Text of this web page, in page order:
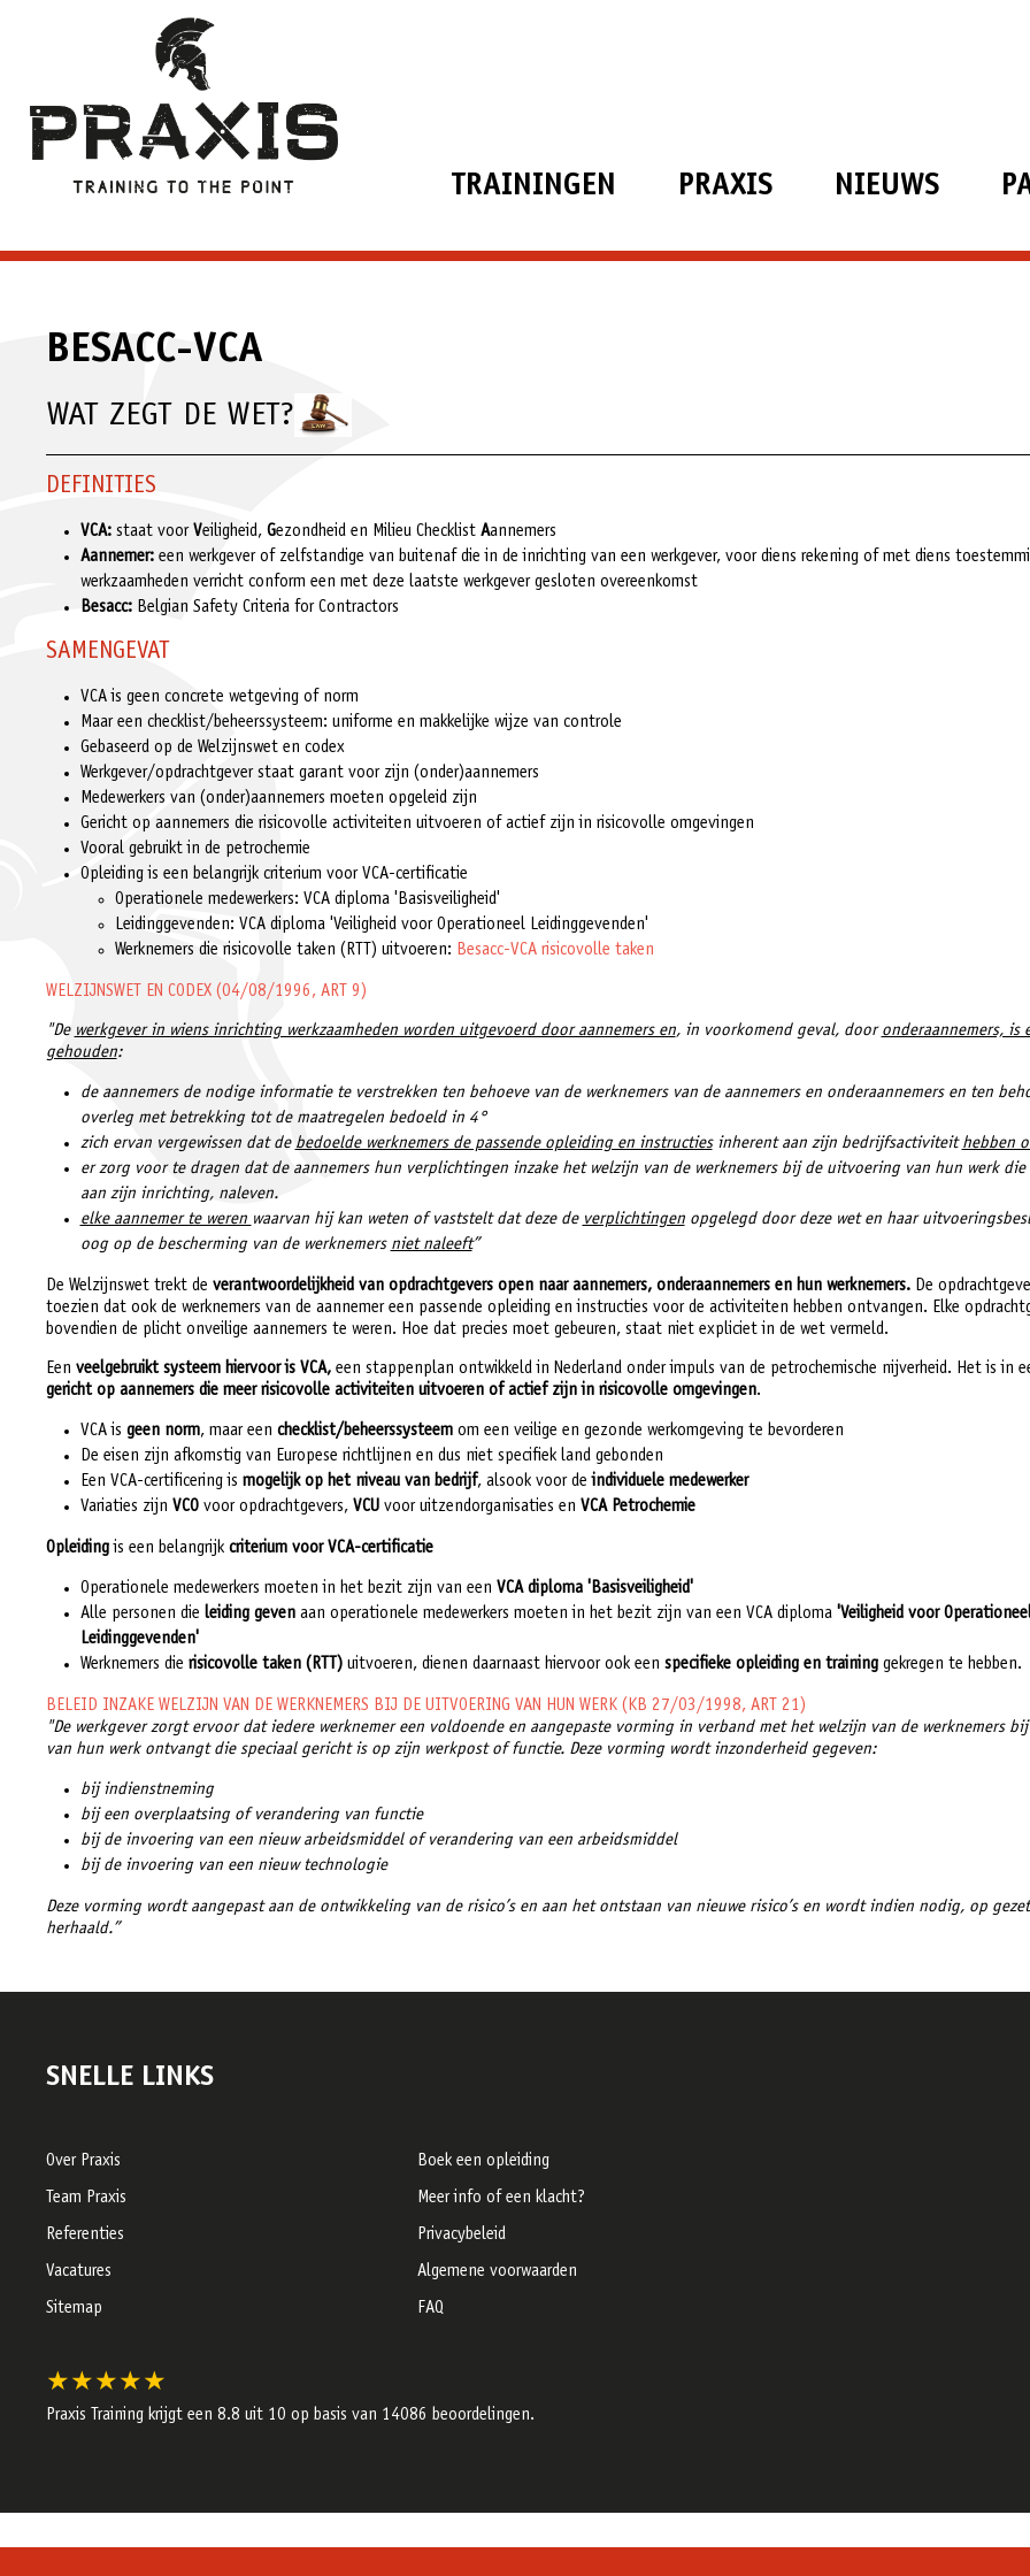
TRAININGEN PRAXIS NIEUWS
BESACC-VCA
WAT ZEGT DE WET?
DEFINITIES
VCA:staat voor Veiligheid, Gezondheid en Milieu Checklist Aannemers
Aannemer:een werkgever of zelfstandige van buitenaf die in de inrichting van een werkgever, voor diens rekening of met diens
werkzaamheden verricht conform een met deze laatste werkgever gesloten overeenkomst
Besacc:Belgian Safety Criteria for Contractors
SAMENGEVAT
VCA is geen concrete wetgeving of norm
Maar een checklist/beheerssysteem: uniforme en makkelijke wijze van controle
Gebaseerd op de Welzijnswet en codex
Werkgever/opdrachtgever staat garant voor zijn (onder)aannemers
Medewerkers van (onder)aannemers moeten opgeleid zijn
Gericht op aannemers die risicovolle activiteiten uitvoeren of actief zijn in risicovolle omgevingen
Vooral gebruikt in de petrochemie
Opleiding is een belangrijk criterium voor VCA-certificatie
Operationele medewerkers: VCA diploma 'Basisveiligheid'
Leidinggevenden: VCA diploma 'Veiligheid voor Operationeel Leidinggevenden'
Werknemers die risicovolle taken (RTT) uitvoeren: Besacc-VCA risicovolle taken
WELZIJNSWET EN CODEX (04/08/1996, ART 9)
"De werkgever in wiens inrichting werkzaamheden worden uitgevoerd door aannemers en, in voorkomend geval, door onderaannemers, is
gehouden:
de aannemers de nodige informatie te verstrekken ten behoeve van de werknemers van de aannemers en onderaannemers en ten
overleg met betrekking tot de maatregelen bedoeld in 4°
zich ervan vergewissen dat de bedoelde werknemers de passende opleiding en instructiesinherent aan zijn bedrijfsactiviteit hebben
er zorg voor te dragen dat de aannemers hun verplichtingen inzake het welzijn van de werknemers bij de uitvoering van hun werk
aan zijn inrichting, naleven.
elke aannemer te weren waarvan hij kan weten of vaststelt dat deze de verplichtingenopgelegd door deze wet en haar
oog op de bescherming van de werknemers niet naleeft”
De Welzijnswet trekt de verantwoordelijkheid van opdrachtgevers open naar aannemers, onderaannemers en hun werknemers.De
toezien dat ook de werknemers van de aannemer een passende opleiding en instructies voor de activiteiten hebben ontvangen. Elke
bovendien de plicht onveilige aannemers te weren. Hoe dat precies moet gebeuren, staat niet expliciet in de wet vermeld.
Een veelgebruikt systeem hiervoor is VCA,een stappenplan ontwikkeld in Nederland onder impuls van de petrochemische nijverheid. Het is in
gericht op aannemers die meer risicovolle activiteiten uitvoeren of actief zijn in risicovolle omgevingen.
VCA is geen norm, maar een checklist/beheerssysteemom een veilige en gezonde werkomgeving te bevorderen
De eisen zijn afkomstig van Europese richtlijnen en dus niet specifiek land gebonden
Een VCA-certificering is mogelijk op het niveau van bedrijf, alsook voor deindividuele medewerker
Variaties zijn VCOvoor opdrachtgevers, VCUvoor uitzendorganisaties en VCA Petrochemie
Opleidingis een belangrijk criterium voor VCA-certificatie
Operationele medewerkers moeten in het bezit zijn van een VCA diploma 'Basisveiligheid'
Alle personen die leiding gevenaan operationele medewerkers moeten in het bezit zijn van een VCA diploma 'Veiligheid voor
Leidinggevenden'
Werknemers die risicovolle taken (RTT)uitvoeren, dienen daarnaast hiervoor ook een specifieke opleiding en traininggekregen te hebben.
BELEID INZAKE WELZIJN VAN DE WERKNEMERS BIJ DE UITVOERING VAN HUN WERK (KB 27/03/1998, ART 21)
"De werkgever zorgt ervoor dat iedere werknemer een voldoende en aangepaste vorming in verband met het welzijn van de werknemers
van hun werk ontvangt die speciaal gericht is op zijn werkpost of functie. Deze vorming wordt inzonderheid gegeven:
bij indienstneming
bij een overplaatsing of verandering van functie
bij de invoering van een nieuw arbeidsmiddel of verandering van een arbeidsmiddel
bij de invoering van een nieuw technologie
Deze vorming wordt aangepast aan de ontwikkeling van de risico’s en aan het ontstaan van nieuwe risico’s en wordt indien nodig, op
herhaald.”
SNELLE LINKS
Over Praxis
Team Praxis
Referenties
Vacatures
Sitemap
Boek een opleiding
Meer info of een klacht?
Privacybeleid
Algemene voorwaarden
FAQ
★★★★★
Praxis Training krijgt een 8.8 uit 10 op basis van 14086 beoordelingen.